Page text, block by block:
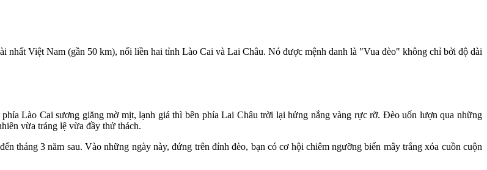
nhất Việt Nam (gần 50 km), nối liền hai tỉnh Lào Cai và Lai Châu. Nó được mệnh danh là "Vua đèo" không chỉ bởi độ dài
Lào Cai sương giăng mờ mịt, lạnh giá thì bên phía Lai Châu trời lại hửng nắng vàng rực rỡ. Đèo uốn lượn qua những
vừa tráng lệ vừa đầy thử thách.
tháng 3 năm sau. Vào những ngày này, đứng trên đỉnh đèo, bạn có cơ hội chiêm ngưỡng biển mây trắng xóa cuồn cuộn